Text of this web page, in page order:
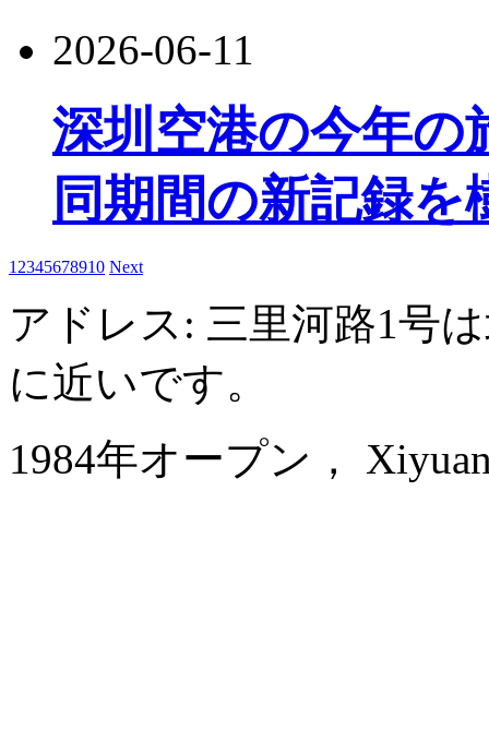
2026-06-11
深圳空港の今年の
同期間の新記録を
1 2345678910 Next
アドレス: 三里河路1号
に近いです。
1984年オープン，